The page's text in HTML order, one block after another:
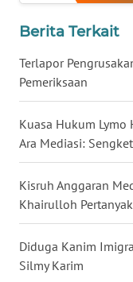
Berita Terkait
Terlapor
Pemeriksaan
Kuasa Hukum Lymo
Ara Mediasi:
Kisruh Anggaran
Khairulloh
Diduga Kanim
Silmy Karim
WN
TAPANULI
SELATAN
WN
TANJUNG
LESUNG
WN